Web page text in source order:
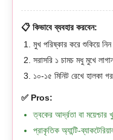
📋 কিভাবে ব্যবহার করবেন:
মুখ পরিষ্কার করে শুকিয়ে
সরাসরি ১ চামচ মধু মুখে
১০-১৫ মিনিট রেখে হালকা
✅ Pros:
ত্বকের আর্দ্রতা বা ময়েশ্চার
প্রাকৃতিক অ্যান্টি-